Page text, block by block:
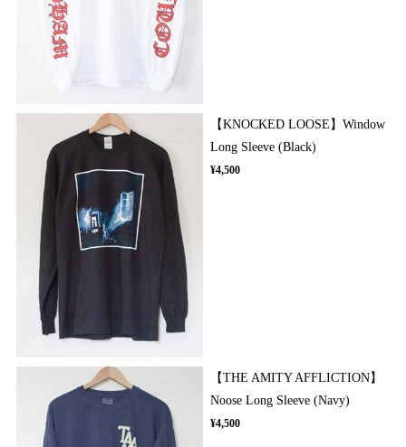
【KNOCKED LOOSE】Window
Long Sleeve (Black)
¥4,500
【THE AMITY AFFLICTION】
Noose Long Sleeve (Navy)
¥4,500